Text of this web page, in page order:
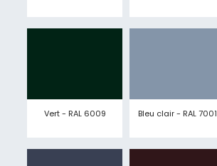
Vert - RAL 6009 Bleu clair - RAL 7001